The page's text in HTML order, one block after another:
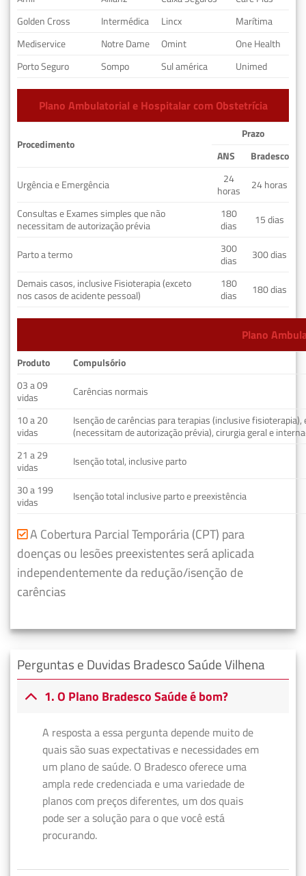
Golden Cross
Intermédica Lincx
Marítima
Mediservice
Notre Dame Omint
One Health
Porto Seguro
Sompo Sul américa Unimed
Plano Ambulatorial e Hospitalar com Obstetrícia
Procedimento
Prazo
ANS
Bradesco
Urgência e Emergência
24
horas
24 horas
Consultas e Exames simples que não
necessitam de autorização prévia
180
dias
15 dias
Parto a termo
300
dias
300 dias
Demais casos, inclusive Fisioterapia (exceto
nos casos de acidente pessoal)
180
dias
180 dias
Plano
Produto
Compulsório
03 a 09
vidas
Carências normais
10 a 20
vidas
Isenção de carências para terapias (inclusive fisioterapia),
(necessitam de autorização prévia), cirurgia geral e
21 a 29
vidas
Isenção total, inclusive parto
30 a 199
vidas
Isenção total inclusive parto e preexistência
A Cobertura Parcial Temporária (CPT) para
doenças ou lesões preexistentes será aplicada
independentemente da redução/isenção de
carências
Perguntas e Duvidas Bradesco Saúde Vilhena
1. O Plano Bradesco Saúde é bom?
A resposta a essa pergunta depende muito de
quais são suas expectativas e necessidades em
um plano de saúde. O Bradesco oferece uma
ampla rede credenciada e uma variedade de
planos com preços diferentes, um dos quais
pode ser a solução para o que você está
procurando.